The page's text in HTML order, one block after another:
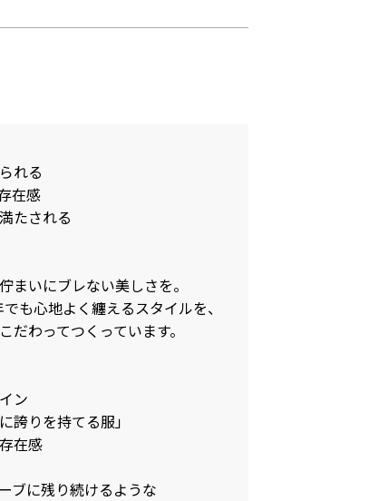
れる
在感
たされる
まいにブレない美しさを。
も心地よく纏えるスタイルを、
わってつくっています。
ン
誇りを持てる服」
在感
ブに残り続けるような